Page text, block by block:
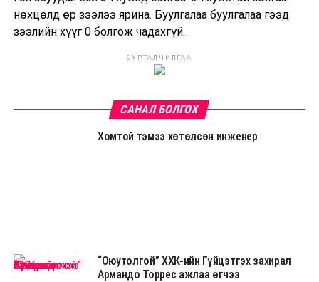
нөхцөлд өр зээлээ ярина. Буулгалаа буулгалаа гээд
зээлийн хүүг 0 болгож чадахгүй.
СУРТАЛЧИЛГАА
САНАЛ БОЛГОХ
Хомтой тэмээ хөтөлсөн инженер
“Оюутолгой” ХХК-ийн Гүйцэтгэх захирал
Армандо Торрес ажлаа өгчээ